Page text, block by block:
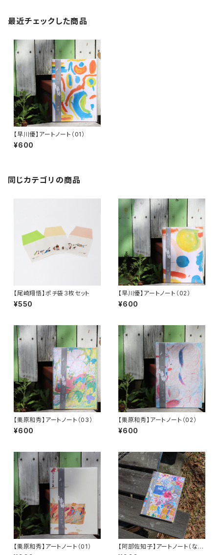
最近チェックした商品
【早川優】アートノート（01）
¥600
同じカテゴリの商品
【尾崎翔悟】ポチ袋３枚セット
¥550
【早川優】アートノート（02）
¥600
【栗原和秀】アートノート（03）
¥600
【栗原和秀】アートノート（02）
¥600
【栗原和秀】アートノート（01）
【阿部佐知子】アートノート（な